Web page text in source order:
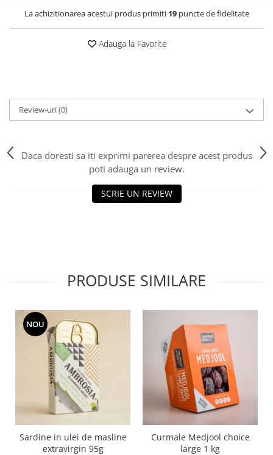
La achizitionarea acestui produs primiti 19puncte de fidelitate
Adauga la Favorite
Review-uri(0)
Daca doresti sa iti exprimi parerea despre acest produs
poti adauga un review.
SCRIE UN REVIEW
PRODUSE SIMILARE
NOU
Sardine in ulei de masline
extravirgin 95g
Curmale Medjool choice
large 1 kg